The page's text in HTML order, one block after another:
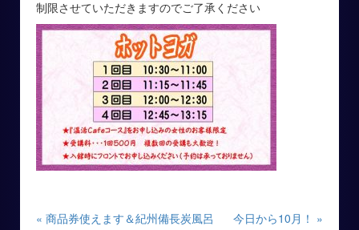
制限させていただきますのでご了承ください
« 商品券使えます＆紀州備長炭風呂 今日から10月！ »